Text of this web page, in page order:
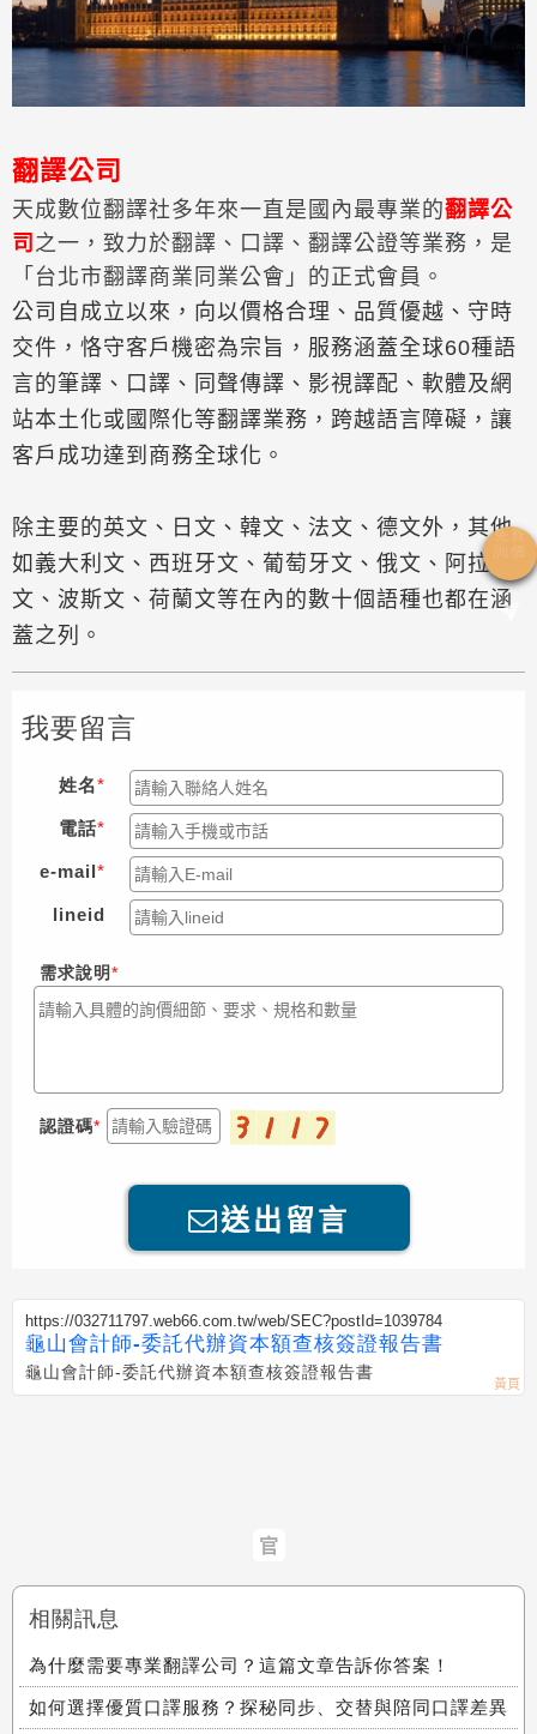
翻譯公司
天成數位翻譯社多年來一直是國內最專業的翻譯公
司 之一，致力於翻譯、口譯、翻譯公證等業務，是
「台北市翻譯商業同業公會」的正式會員。
公司自成立以來，向以價格合理、品質優越、守時
交件，恪守客戶機密為宗旨，服務涵蓋全球60種語
言的筆譯、口譯、同聲傳譯、影視譯配、軟體及網
站本土化或國際化等翻譯業務，跨越語言障礙，讓
客戶成功達到商務全球化。
除主要的英文、日文、韓文、法文、德文外，其他
如義大利文、西班牙文、葡萄牙文、俄文、阿拉伯
文、波斯文、荷蘭文等在內的數十個語種也都在涵
蓋之列。
我要留言
需求說明
認證碼
姓名
電話
e-mail
lineid
送出留言
https://032711797.web66.com.tw/web/SEC?postId=1039784
龜山會計師-委託代辦資本額查核簽證報告書
龜山會計師-委託代辦資本額查核簽證報告書
官
相關訊息
為什麼需要專業翻譯公司？這篇文章告訴你答案！
如何選擇優質口譯服務？探秘同步、交替與陪同口譯差異